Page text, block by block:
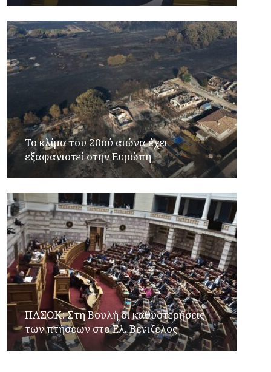
Το κλίμα του 20ού αιώνα έχει
εξαφανιστεί στην Ευρώπη
ΠΑΣΟΚ: Στη Βουλή οι καθυστερήσεις
των πτήσεων στο Ελ. Βενιζέλος